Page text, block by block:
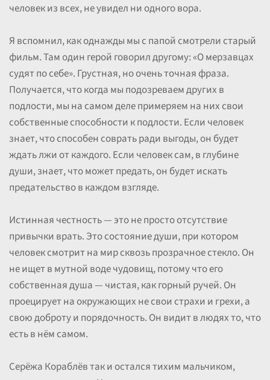
человек из всех, не увидел ни одного вора.
Я вспомнил, как однажды мы с папой смотрели старый
фильм. Там один герой говорил другому: «О мерзавцах
судят по себе». Грустная, но очень точная фраза.
Получается, что когда мы подозреваем других в
подлости, мы на самом деле примеряем на них свои
собственные способности к подлости. Если человек
знает, что способен соврать ради выгоды, он будет
ждать лжи от каждого. Если человек сам, в глубине
души, знает, что может предать, он будет искать
предательство в каждом взгляде.
Истинная честность — это не просто отсутствие
привычки врать. Это состояние души, при котором
человек смотрит на мир сквозь прозрачное стекло. Он
не ищет в мутной воде чудовищ, потому что его
собственная душа — чистая, как горный ручей. Он
проецирует на окружающих не свои страхи и грехи, а
свою доброту и порядочность. Он видит в людях то, что
есть в нём самом.
Серёжа Кораблёв так и остался тихим мальчиком,